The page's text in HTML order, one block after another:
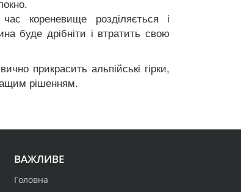
кореневище розділяється і
буде дрібніти і втратить свою
прикрасить альпійські гірки,
рішенням.
ВАЖЛИВЕ
Головна